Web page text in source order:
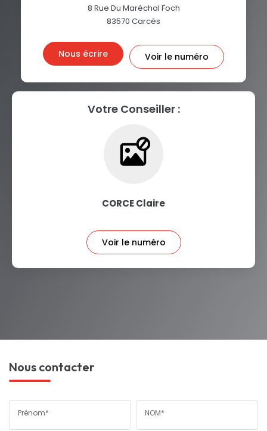
8 Rue Du Maréchal Foch
83570 Carcès
Nous écrire Voir le numéro
Votre Conseiller :
CORCE Claire
Voir le numéro
Nous contacter
Prénom* NOM*